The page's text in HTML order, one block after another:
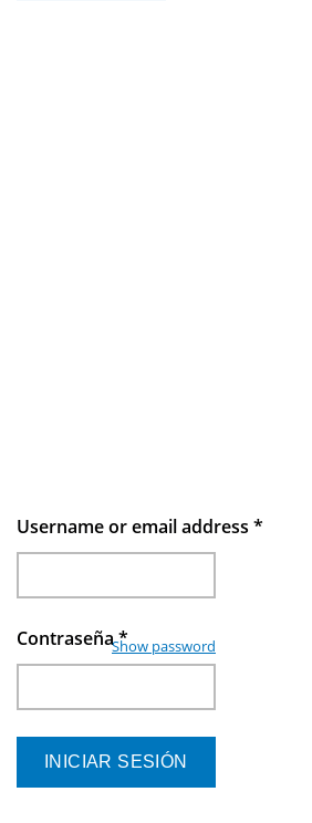
Username or email address *
Contraseña*
Show password